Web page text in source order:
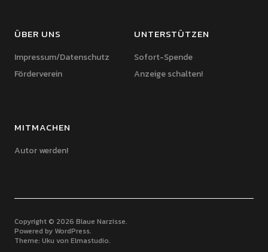
ÜBER UNS
Impressum/Datenschutz
Förderverein
UNTERSTÜTZEN
Sofort-Spende
Anzeige schalten!
MITMACHEN
Autor werden!
Copyright © 2026 Blaue Narzisse
Powered by WordPress
Theme: Uku von Elmastudio